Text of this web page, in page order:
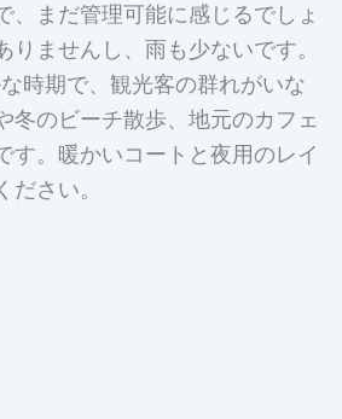
、まだ管理可能に感じるでしょ
りませんし、雨も少ないです。
時期で、観光客の群れがいな
冬のビーチ散歩、地元のカフェ
す。暖かいコートと夜用のレイ
さい。